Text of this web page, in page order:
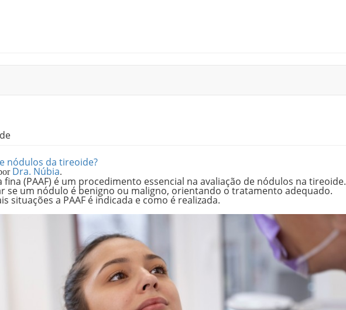
nódulos da tireoide?
Dra. Núbia.
(PAAF) é um procedimento essencial na avaliação de nódulos na tireoide.
se um nódulo é benigno ou maligno, orientando o tratamento adequado.
situações a PAAF é indicada e como é realizada.